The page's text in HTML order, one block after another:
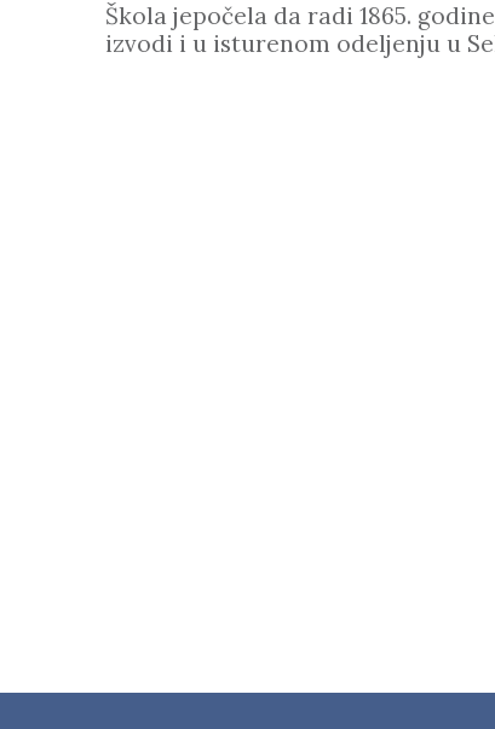
Škola jepočela da radi 1865.
izvodi i u isturenom odeljenju u